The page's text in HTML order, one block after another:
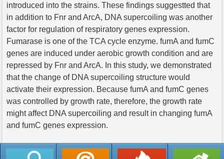
introduced into the strains. These findings suggestted that
in addition to Fnr and ArcA, DNA supercoiling was another
factor for regulation of respiratory genes expression.
Fumarase is one of the TCA cycle enzyme. fumA and fumC
genes are induced under aerobic growth condition and are
repressed by Fnr and ArcA. In this study, we demonstrated
that the change of DNA supercoiling structure would
activate their expression. Because fumA and fumC genes
was controlled by growth rate, therefore, the growth rate
might affect DNA supercoiling and result in changing fumA
and fumC genes expression.